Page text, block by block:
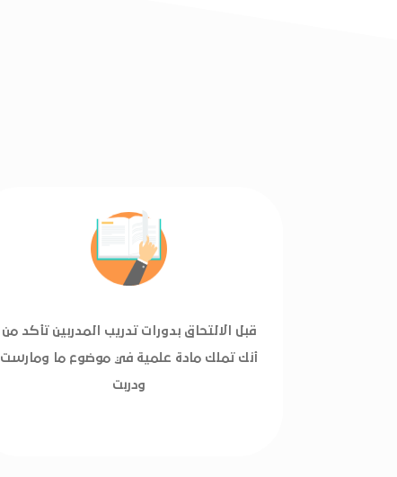
قبل الالتحاق بدورات تدريب المدربين تأكد من
أنك تملك مادة علمية في موضوع ما ومارست
ودربت